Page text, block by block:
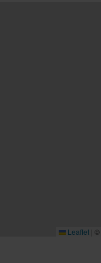
Leaflet | ©